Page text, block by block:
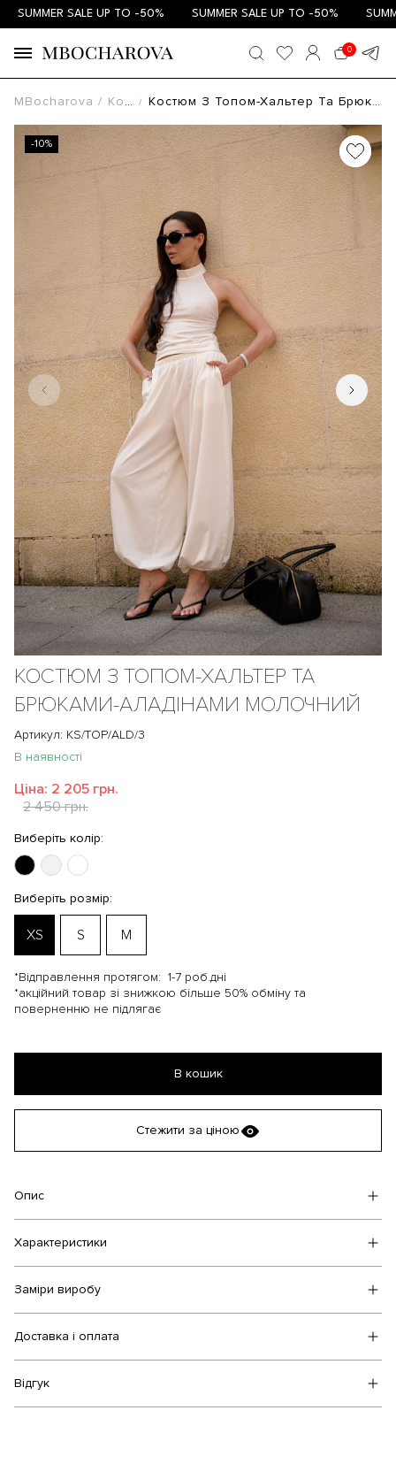
SUMMER SALE UP TO -50% SUMMER SALE UP TO -50%
0
MBocharova Костюми Костюм З Топом-Хальтер Та Брюками-Аладінами Молочний KS/TOP/ALD/3
-10%
КОСТЮМ З ТОПОМ-ХАЛЬТЕР ТА
БРЮКАМИ-АЛАДІНАМИ МОЛОЧНИЙ
Артикул: KS/TOP/ALD/3
В наявності
Ціна: 2 205 грн.
2 450 грн.
Виберіть колір:
Виберіть розмір:
XS S M
*Відправлення протягом: 1-7 роб.дні
*акційний товар зі знижкою більше 50% обміну та
поверненню не підлягає
В кошик
Стежити за ціною
Опис
Характеристики
Заміри виробу
Доставка і оплата
Відгук